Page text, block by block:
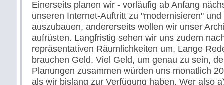
Einerseits planen wir - vorläufig ab Anfang
unseren Internet-Auftritt zu "modernisieren"
auszubauen, andererseits wollen wir unser
aufrüsten. Langfristig sehen wir uns zudem
repräsentativen Räumlichkeiten um. Lange
brauchen Geld. Viel Geld, um genau zu sein,
Planungen zusammen würden uns monatlich
als wir bislang zur Verfügung haben. Wer also